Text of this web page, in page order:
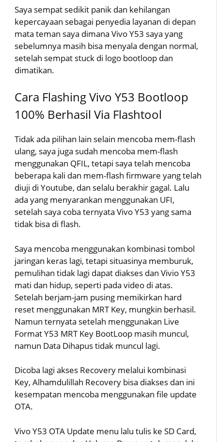
Saya sempat sedikit panik dan kehilangan
kepercayaan sebagai penyedia layanan di depan
mata teman saya dimana Vivo Y53 saya yang
sebelumnya masih bisa menyala dengan normal,
setelah sempat stuck di logo bootloop dan
dimatikan.
Cara Flashing Vivo Y53 Bootloop
100% Berhasil Via Flashtool
Tidak ada pilihan lain selain mencoba mem-flash
ulang, saya juga sudah mencoba mem-flash
menggunakan QFIL, tetapi saya telah mencoba
beberapa kali dan mem-flash firmware yang telah
diuji di Youtube, dan selalu berakhir gagal. Lalu
ada yang menyarankan menggunakan UFI,
setelah saya coba ternyata Vivo Y53 yang sama
tidak bisa di flash.
Saya mencoba menggunakan kombinasi tombol
jaringan keras lagi, tetapi situasinya memburuk,
pemulihan tidak lagi dapat diakses dan Vivio Y53
mati dan hidup, seperti pada video di atas.
Setelah berjam-jam pusing memikirkan hard
reset menggunakan MRT Key, mungkin berhasil.
Namun ternyata setelah menggunakan Live
Format Y53 MRT Key BootLoop masih muncul,
namun Data Dihapus tidak muncul lagi.
Dicoba lagi akses Recovery melalui kombinasi
Key, Alhamdulillah Recovery bisa diakses dan ini
kesempatan mencoba menggunakan file update
OTA.
Vivo Y53 OTA Update menu lalu tulis ke SD Card,